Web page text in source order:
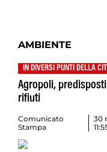
AMBIENTE
IN DIVERSI PUNTI DELLA
Agropoli,
rifiuti
Comunicato
Stampa
30